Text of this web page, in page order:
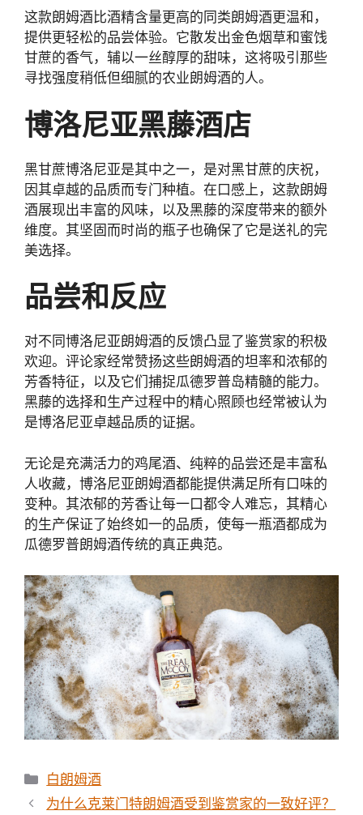
这款朗姆酒比酒精含量更高的同类朗姆酒更温和，
提供更轻松的品尝体验。它散发出金色烟草和蜜饯
甘蔗的香气，辅以一丝醇厚的甜味，这将吸引那些
寻找强度稍低但细腻的农业朗姆酒的人。
博洛尼亚黑藤酒店
黑甘蔗博洛尼亚是其中之一，是对黑甘蔗的庆祝，
因其卓越的品质而专门种植。在口感上，这款朗姆
酒展现出丰富的风味，以及黑藤的深度带来的额外
维度。其坚固而时尚的瓶子也确保了它是送礼的完
美选择。
品尝和反应
对不同博洛尼亚朗姆酒的反馈凸显了鉴赏家的积极
欢迎。评论家经常赞扬这些朗姆酒的坦率和浓郁的
芳香特征，以及它们捕捉瓜德罗普岛精髓的能力。
黑藤的选择和生产过程中的精心照顾也经常被认为
是博洛尼亚卓越品质的证据。
无论是充满活力的鸡尾酒、纯粹的品尝还是丰富私
人收藏，博洛尼亚朗姆酒都能提供满足所有口味的
变种。其浓郁的芳香让每一口都令人难忘，其精心
的生产保证了始终如一的品质，使每一瓶酒都成为
瓜德罗普朗姆酒传统的真正典范。
分
类
白朗姆酒
为什么克莱门特朗姆酒受到鉴赏家的一致好评？